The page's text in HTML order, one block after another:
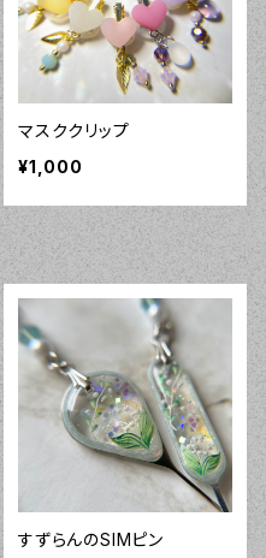
マスククリップ
¥1,000
すずらんのSIMピン